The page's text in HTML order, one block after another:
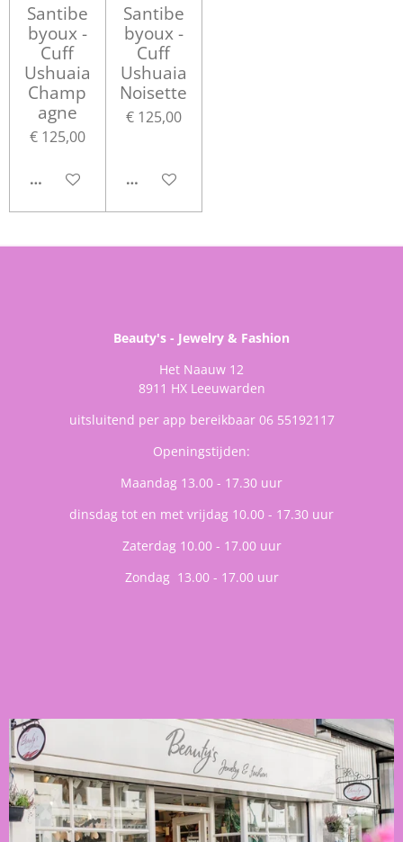
Santibe
byoux -
Cuff
Ushuaia
Champ
agne
€ 125,00
IN WINKELWAGEN
Santibe
byoux -
Cuff
Ushuaia
Noisette
€ 125,00
IN WINKELWAGEN
Beauty's - Jewelry & Fashion
Het Naauw 12
8911 HX Leeuwarden
uitsluitend per app bereikbaar 06 55192117
Openingstijden:
Maandag 13.00 - 17.30 uur
dinsdag tot en met vrijdag 10.00 - 17.30 uur
Zaterdag 10.00 - 17.00 uur
Zondag 13.00 - 17.00 uur